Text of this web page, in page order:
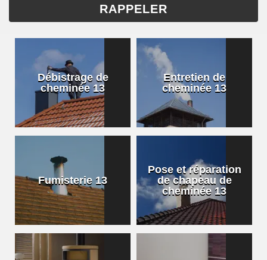
Débistrage de
cheminée 13
Entretien de
cheminée 13
Fumisterie 13
Pose et réparation
de chapeau de
cheminée 13